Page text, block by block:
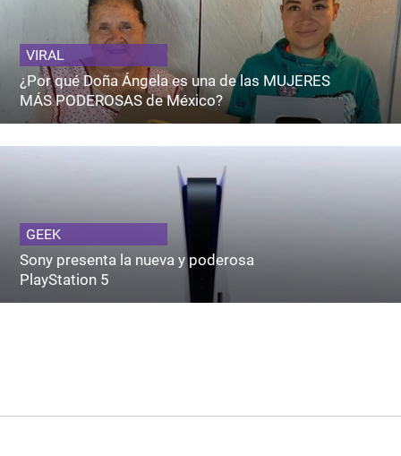
VIRAL
¿Por qué Doña Ángela es una de las MUJERES
MÁS PODEROSAS de México?
GEEK
Sony presenta la nueva y poderosa
PlayStation 5